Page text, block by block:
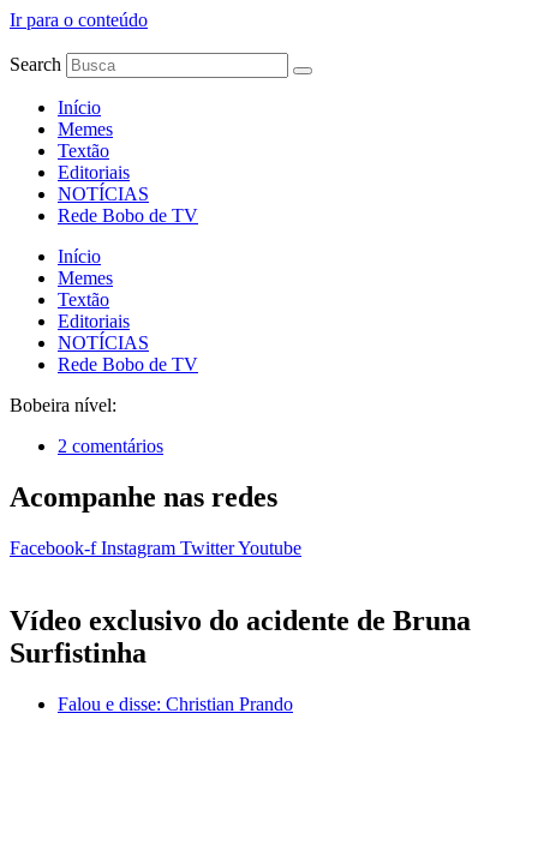
Ir para o conteúdo
Search
Início
Memes
Textão
Editoriais
NOTÍCIAS
Rede Bobo de TV
Início
Memes
Textão
Editoriais
NOTÍCIAS
Rede Bobo de TV
Bobeira nível:
2 comentários
Acompanhe nas redes
Facebook-f Instagram TwitterYoutube
Vídeo exclusivo do acidente de Bruna
Surfistinha
Falou e disse: Christian Prando